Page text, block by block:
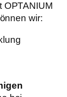
OPTANIUM
wir: